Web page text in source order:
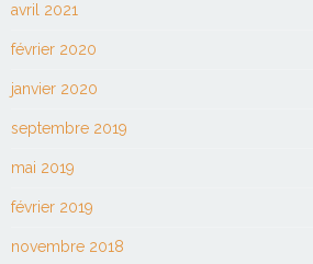
avril 2021
février 2020
janvier 2020
septembre 2019
mai 2019
février 2019
novembre 2018